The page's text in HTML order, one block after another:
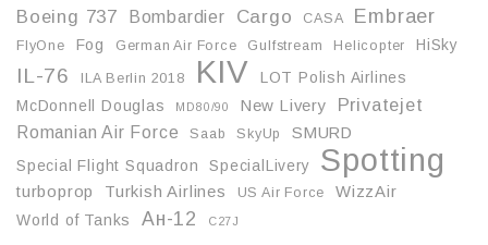
Boeing 737 Bombardier Cargo CASA Embraer
FlyOne Fog German Air Force Gulfstream Helicopter HiSky
IL-76 ILA Berlin 2018 KIV
LOT Polish Airlines
McDonnell Douglas
MD80/90 New Livery Privatejet
Romanian Air Force Saab SkyUp
SMURD
Special Flight Squadron
SpecialLivery Spotting
turboprop Turkish Airlines US Air Force
WizzAir
World of Tanks
Ан-12 С27J